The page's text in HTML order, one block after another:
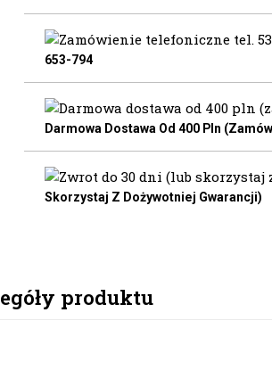
653-794
Darmowa Dostawa Od 400 Pln
Skorzystaj Z Dożywotniej Gwarancji)
produktu